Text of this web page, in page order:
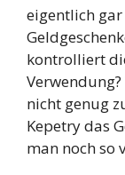
eigentlich
kontrolliert
nicht genug
Kepetry das
man noch so